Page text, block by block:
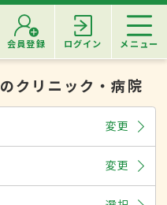
会員登録 ログイン メニュー
のクリニック・病院
変更
変更